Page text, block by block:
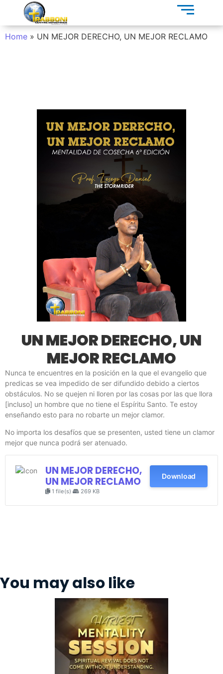
Home » UN MEJOR DERECHO, UN MEJOR RECLAMO
UN MEJOR DERECHO, UN
MEJOR RECLAMO
Nunca te encuentres en la posición en la que el evangelio que
predicas se vea impedido de ser difundido debido a ciertos
obstáculos. No se quejen ni lloren por las cosas por las que llora
[incluso] un hombre que no tiene el Espíritu Santo. Te estoy
enseñando esto para no robarte un mejor clamor.
No importa los desafíos que se presenten, usted tiene un clamor
mejor que nunca podrá ser atenuado.
UN MEJOR DERECHO,
UN MEJOR RECLAMO
1 file(s) 269 KB
Download
You may also like